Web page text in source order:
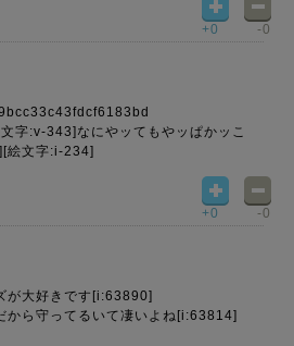
+0 -0
字:v-343]なにやッてもやッぱかッこ
絵文字:i-234]
+0 -0
が大好きです[i:63890]
から守ってるいて凄いよね[i:63814]